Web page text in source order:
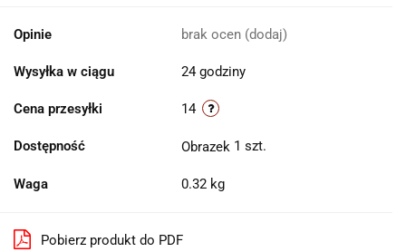
Opinie brak ocen (dodaj)
Wysyłka w ciągu 24 godziny
Cena przesyłki 14
Dostępność 1 szt.
Waga 0.32 kg
Pobierz produkt do PDF